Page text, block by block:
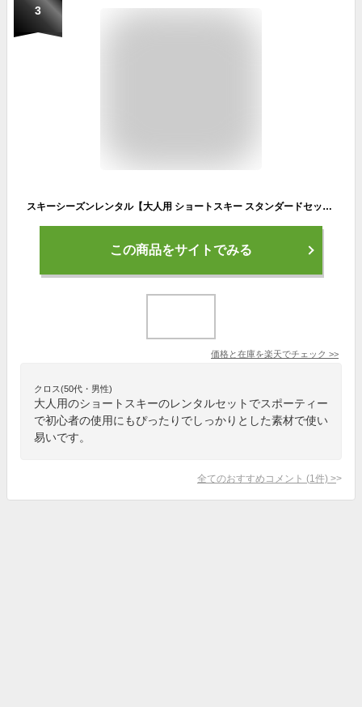
3
スキーシーズンレンタル【大人用 ショートスキー スタンダードセット】(ショートスキー レンタル セット）
この商品をサイトでみる
価格と在庫を楽天でチェック >>
クロス(50代・男性)
大人用のショートスキーのレンタルセットでスポーティー
で初心者の使用にもぴったりでしっかりとした素材で使い
易いです。
全てのおすすめコメント (1 件) >